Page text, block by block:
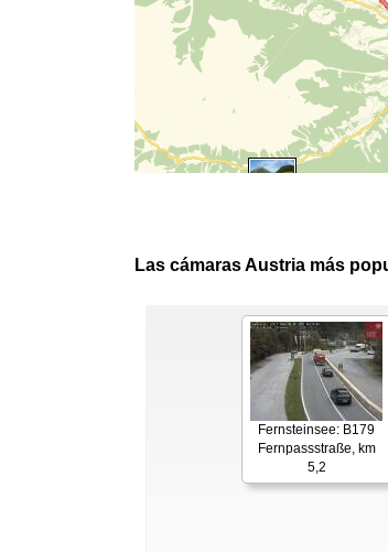
Las cámaras Austria más
Fernsteinsee: B179
Fernpassstraße, km
5,2